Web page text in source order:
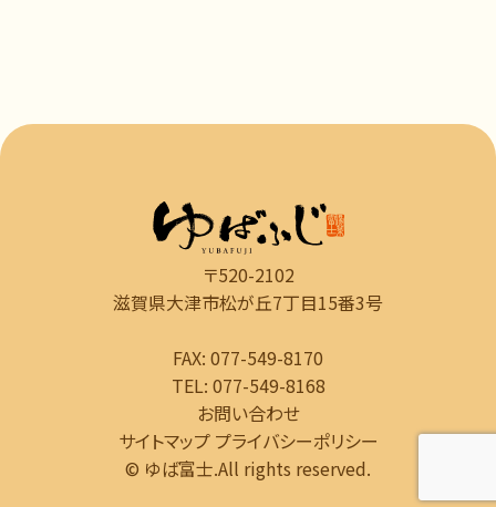
〒520-2102
滋賀県大津市松が丘7丁目15番3号
FAX: 077-549-8170
TEL: 077-549-8168
お問い合わせ
サイトマップ プライバシーポリシー
© ゆば富士.All rights reserved.️